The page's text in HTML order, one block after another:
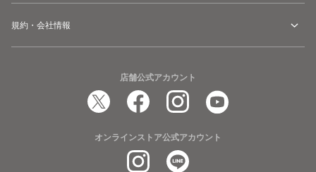
規約・会社情報
店舗公式アカウント
オンラインストア公式アカウント